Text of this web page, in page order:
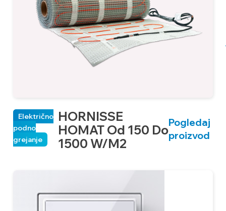
HORNISSE
HOMAT Od 150 Do
1500 W/m2
Električno
podno
grejanje
Pogledaj
proizvod